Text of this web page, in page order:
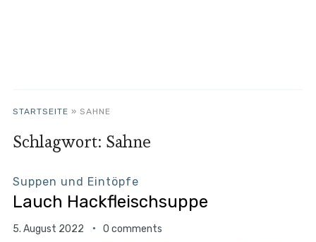
STARTSEITE » SAHNE
Schlagwort: Sahne
Suppen und Eintöpfe
Lauch Hackfleischsuppe
5. August 2022 0 comments